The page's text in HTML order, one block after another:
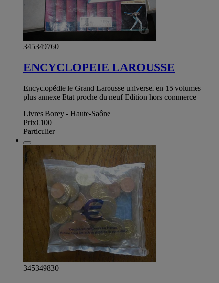
345349760
ENCYCLOPEIE LAROUSSE
Encyclopédie le Grand Larousse universel en 15 volumes
plus annexe Etat proche du neuf Edition hors commerce
Livres Borey - Haute-Saône
Prix€100
Particulier
345349830